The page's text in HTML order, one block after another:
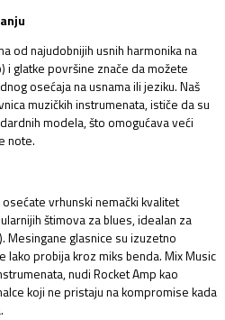
od najudobnijih usnih harmonika na
i glatke površine znače da možete
osećaja na usnama ili jeziku. Naš
muzičkih instrumenata, ističe da su
modela, što omogućava veći
note.
vrhunski nemački kvalitet
štimova za blues, idealan za
Mesingane glasnice su izuzetno
lako probija kroz miks benda. Mix Music
nudi Rocket Amp kao
koji ne pristaju na kompromise kada